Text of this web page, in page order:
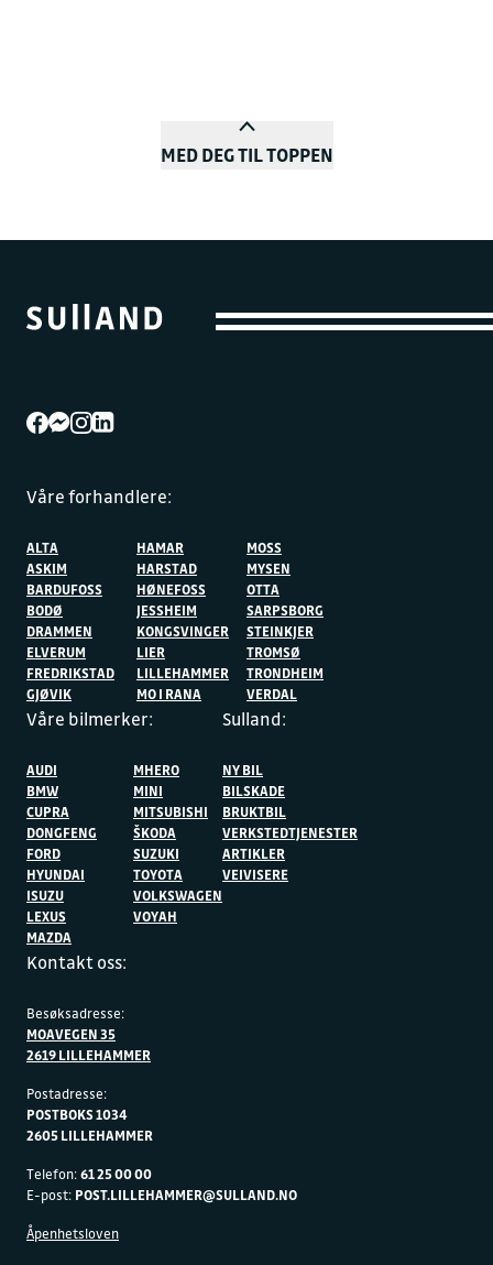
MED DEG TIL TOPPEN
Våre forhandlere:
ALTA
ASKIM
BARDUFOSS
BODØ
DRAMMEN
ELVERUM
FREDRIKSTAD
GJØVIK
HAMAR
HARSTAD
HØNEFOSS
JESSHEIM
KONGSVINGER
LIER
LILLEHAMMER
MO I RANA
MOSS
MYSEN
OTTA
SARPSBORG
STEINKJER
TROMSØ
TRONDHEIM
VERDAL
Våre bilmerker:
AUDI
BMW
CUPRA
DONGFENG
FORD
HYUNDAI
ISUZU
LEXUS
MAZDA
MHERO
MINI
MITSUBISHI
ŠKODA
SUZUKI
TOYOTA
VOLKSWAGEN
VOYAH
Sulland:
NY BIL
BILSKADE
BRUKTBIL
VERKSTEDTJENESTER
ARTIKLER
VEIVISERE
Kontakt oss:
Besøksadresse:
MOAVEGEN 35
2619 LILLEHAMMER
Postadresse:
POSTBOKS 1034
2605 LILLEHAMMER
Telefon:61 25 00 00
E-post: POST.LILLEHAMMER@SULLAND.NO
Åpenhetsloven